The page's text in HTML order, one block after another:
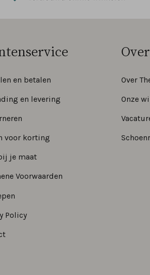
en betalen
en levering
voor korting
je maat
Voorwaarden
Policy
Over
Onze